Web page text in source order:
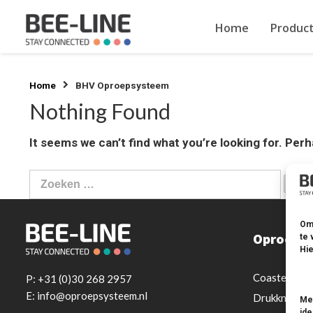
te
Home
Home BHV Oproepsysteem
Nothing Found
It seems we can’t find what you’re looking for.
Zoeken
P: +31 (0)30 268 2957
E: info@oproepsysteem.nl